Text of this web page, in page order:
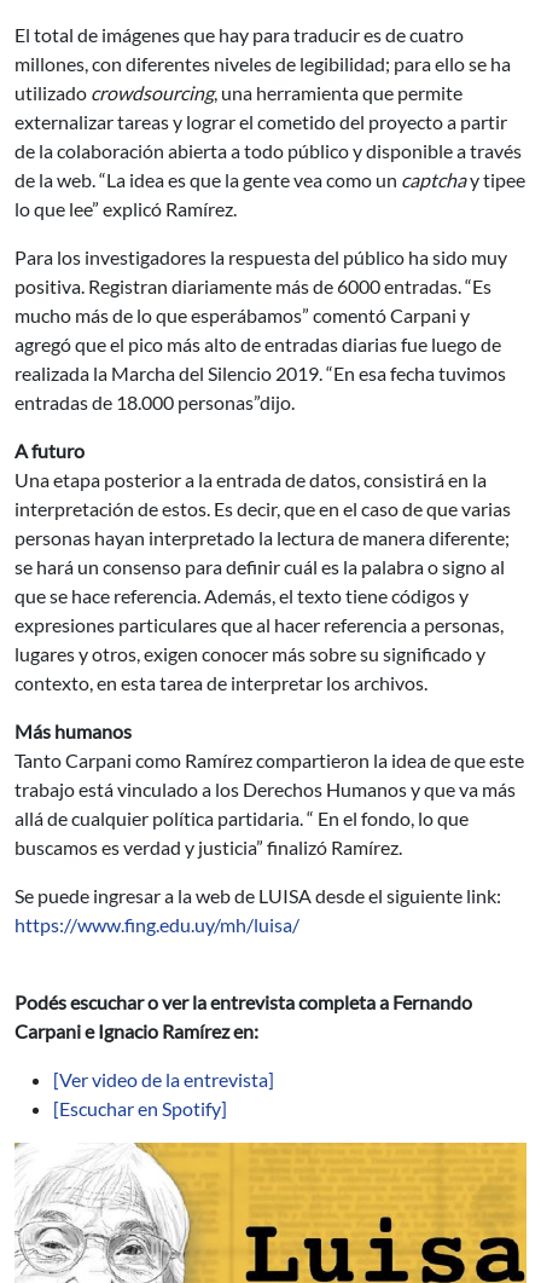
El total de imágenes que hay para traducir es de cuatro
millones, con diferentes niveles de legibilidad; para ello se ha
utilizado crowdsourcing, una herramienta que permite
externalizar tareas y lograr el cometido del proyecto a partir
de la colaboración abierta a todo público y disponible a través
de la web. “La idea es que la gente vea como un captchay tipee
lo que lee” explicó Ramírez.
Para los investigadores la respuesta del público ha sido muy
positiva. Registran diariamente más de 6000 entradas. “Es
mucho más de lo que esperábamos” comentó Carpani y
agregó que el pico más alto de entradas diarias fue luego de
realizada la Marcha del Silencio 2019. “En esa fecha tuvimos
entradas de 18.000 personas”dijo.
A futuro
Una etapa posterior a la entrada de datos, consistirá en la
interpretación de estos. Es decir, que en el caso de que varias
personas hayan interpretado la lectura de manera diferente;
se hará un consenso para definir cuál es la palabra o signo al
que se hace referencia. Además, el texto tiene códigos y
expresiones particulares que al hacer referencia a personas,
lugares y otros, exigen conocer más sobre su significado y
contexto, en esta tarea de interpretar los archivos.
Más humanos
Tanto Carpani como Ramírez compartieron la idea de que este
trabajo está vinculado a los Derechos Humanos y que va más
allá de cualquier política partidaria. “ En el fondo, lo que
buscamos es verdad y justicia” finalizó Ramírez.
Se puede ingresar a la web de LUISA desde el siguiente link:
https://www.fing.edu.uy/mh/luisa/
Podés escuchar o ver la entrevista completa a Fernando
Carpani e Ignacio Ramírez en:
[Ver video de la entrevista]
[Escuchar en Spotify]